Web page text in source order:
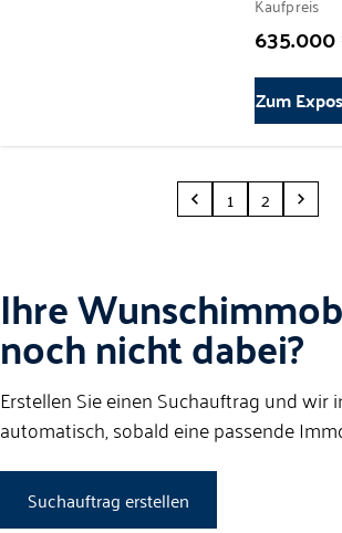
Zum
1 2
Ihre
noch nicht dabei?
Erstellen Sie einen Suchauftrag und wir
automatisch, sobald eine passende
Suchauftrag erstellen